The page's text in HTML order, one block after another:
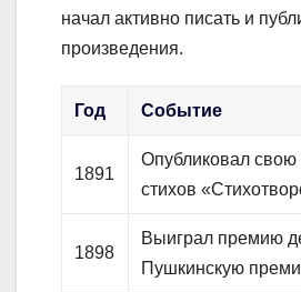
начал активно писать и
произведения.
Год Событие
1891
Опубликовал свою
стихов
1898
Выиграл премию
Пушкинскую